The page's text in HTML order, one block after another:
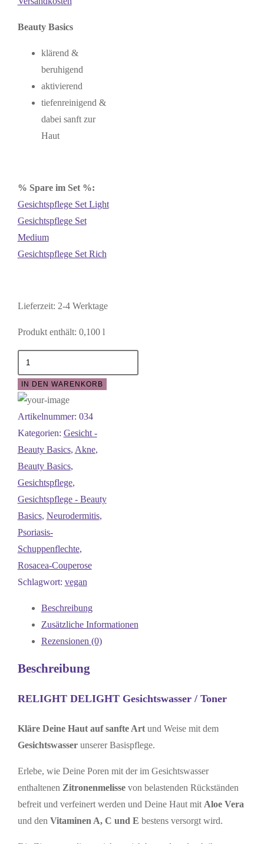
Beauty Basics
klärend &
beruhigend
aktivierend
tiefenreinigend &
dabei sanft zur
Haut
% Spare im Set %:
Gesichtspflege Set Light
Gesichtspflege Set
Medium
Gesichtspflege Set Rich
Lieferzeit: 2-4 Werktage
Produkt enthält: 0,100 l
Gesichtswasser
-
Toner
Menge
IN DEN WARENKORB
Artikelnummer: 034
Kategorien: Gesicht -
Beauty Basics, Akne,
Beauty Basics,
Gesichtspflege,
Gesichtspflege - Beauty
Basics, Neurodermitis,
Psoriasis-
Schuppenflechte,
Rosacea-Couperose
Schlagwort: vegan
Beschreibung
Zusätzliche Informationen
Rezensionen (0)
Beschreibung
RELIGHT DELIGHT Gesichtswasser / Toner
Kläre Deine Haut auf sanfte Artund Weise mit dem
Gesichtswasserunserer Basispflege.
Erlebe, wie Deine Poren mit der im Gesichtswasser
enthaltenen Zitronenmelissevon belastenden Rückständen
befreit und verfeinert werden und Deine Haut mit Aloe Vera
und den Vitaminen A, C und E bestens versorgt wird.